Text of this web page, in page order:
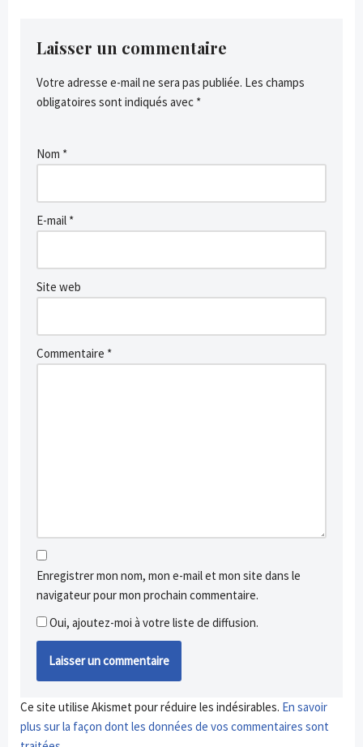
Laisser un commentaire
Votre adresse e-mail ne sera pas publiée. Les champs
obligatoires sont indiqués avec *
Nom *
E-mail *
Site web
Commentaire *
Enregistrer mon nom, mon e-mail et mon site dans le
navigateur pour mon prochain commentaire.
Oui, ajoutez-moi à votre liste de diffusion.
Ce site utilise Akismet pour réduire les indésirables. En savoir
plus sur la façon dont les données de vos commentaires sont